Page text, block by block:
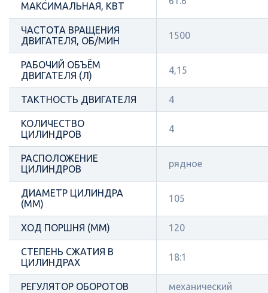
МАКСИМАЛЬНАЯ, КВТ
ЧАСТОТА ВРАЩЕНИЯ
ДВИГАТЕЛЯ, ОБ/МИН
1500
РАБОЧИЙ ОБЪЁМ
ДВИГАТЕЛЯ (Л)
4,15
ТАКТНОСТЬ ДВИГАТЕЛЯ 4
КОЛИЧЕСТВО
ЦИЛИНДРОВ
4
РАСПОЛОЖЕНИЕ
ЦИЛИНДРОВ
рядное
ДИАМЕТР ЦИЛИНДРА
(ММ)
105
ХОД ПОРШНЯ (ММ) 120
СТЕПЕНЬ СЖАТИЯ В
ЦИЛИНДРАХ
18:1
РЕГУЛЯТОР ОБОРОТОВ механический